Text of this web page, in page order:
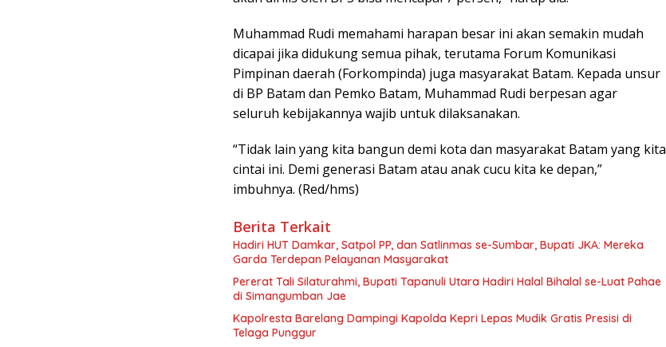
Muhammad Rudi memahami harapan besar ini akan semakin mudah
dicapai jika didukung semua pihak, terutama Forum Komunikasi
Pimpinan daerah (Forkompinda) juga masyarakat Batam. Kepada unsur
di BP Batam dan Pemko Batam, Muhammad Rudi berpesan agar
seluruh kebijakannya wajib untuk dilaksanakan.
“Tidak lain yang kita bangun demi kota dan masyarakat Batam yang kita
cintai ini. Demi generasi Batam atau anak cucu kita ke depan,”
imbuhnya. (Red/hms)
Berita Terkait
Hadiri HUT Damkar, Satpol PP, dan Satlinmas se-Sumbar, Bupati JKA: Mereka
Garda Terdepan Pelayanan Masyarakat
Pererat Tali Silaturahmi, Bupati Tapanuli Utara Hadiri Halal Bihalal se-Luat Pahae
di Simangumban Jae
Kapolresta Barelang Dampingi Kapolda Kepri Lepas Mudik Gratis Presisi di
Telaga Punggur